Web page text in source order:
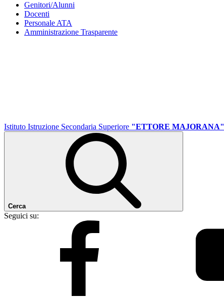
Genitori/Alunni
Docenti
Personale ATA
Amministrazione Trasparente
Istituto Istruzione Secondaria Superiore "ETTORE MAJORANA"
Cerca
Seguici su: